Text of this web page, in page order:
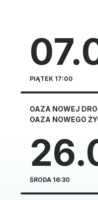
PIĄTEK 17:00
OAZA NOWEJ
OAZA NOWEGO
ŚRODA 16:30